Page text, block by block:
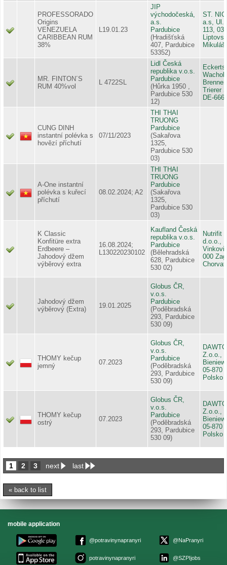
PROFESSORADO
Origins
VENEZUELA
CARIBBEAN RUM
38%
L19.01.23
JIP
východočeská,
a.s.
Pardubice
(Hradišťská
407, Pardubice
53352)
ST.
a.s, Ul.
113,
Mikuláš
MR. FINTON´S
RUM 40%vol
L 4722SL
Lidl Česká
republika v.o.s.
Pardubice
(Hůrka 1950 ,
Pardubice 530
12)
Eckerts
Trierer
DE-
CUNG DINH
instantní polévka s
hovězí příchutí
07/11/2023
THI THAI
TRUONG
Pardubice
(Sakařova
1325,
Pardubice 530
03)
A-One instantní
polévka s kuřecí
příchutí
08.02.2024; A2
THI THAI
TRUONG
Pardubice
(Sakařova
1325,
Pardubice 530
03)
K Classic
Konfitüre extra
Erdbeere –
Jahodový džem
výběrový extra
16.08.2024;
L130220230102
Kaufland Česká
republika v.o.s.
Pardubice
(Bělehradská
628, Pardubice
530 02)
Nutrifit
d.o.o.,
000
Jahodový džem
výběrový (Extra)
19.01.2025
Globus ČR,
v.o.s.
Pardubice
(Poděbradská
293, Pardubice
530 09)
THOMY kečup
jemný
07.2023
Globus ČR,
v.o.s.
Pardubice
(Poděbradská
293, Pardubice
530 09)
Z.o.o.,
05-870
Polsko
THOMY kečup
ostrý
07.2023
Globus ČR,
v.o.s.
Pardubice
(Poděbradská
293, Pardubice
530 09)
Z.o.o.,
05-870
Polsko
1 2 3 next last
« back to list
mobile application
@potravinynapranyri
potravinynapranyri
@NaPranyri
@SZPIjobs